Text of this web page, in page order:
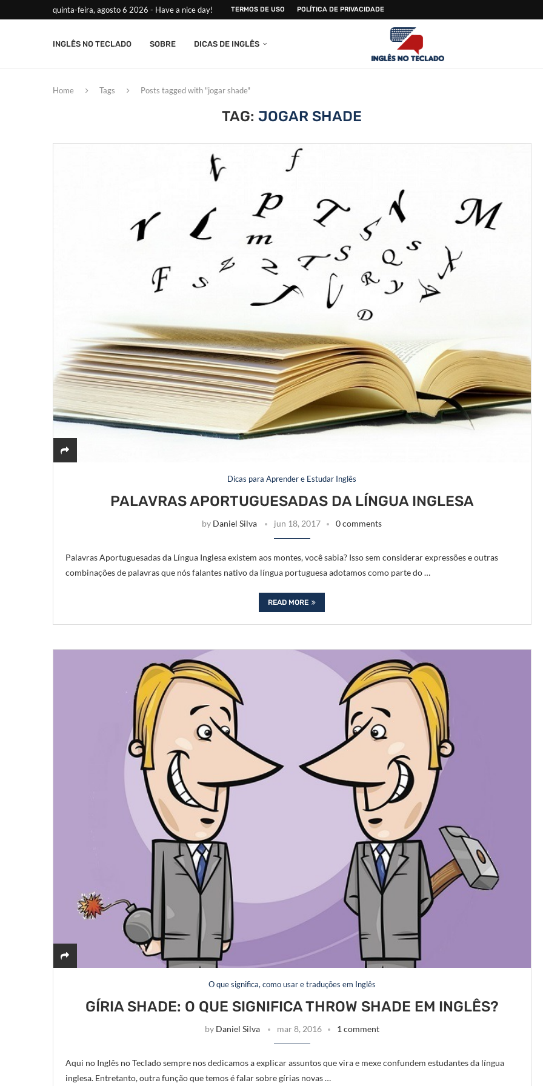
quinta-feira, agosto 6 2026 - Have a nice day! TERMOS DE USO POLÍTICA DE PRIVACIDADE
INGLÊS NO TECLADO SOBRE DICAS DE INGLÊS
Home Tags Posts tagged with "jogar shade"
TAG:JOGAR SHADE
Dicas para Aprender e Estudar Inglês
PALAVRAS APORTUGUESADAS DA LÍNGUA INGLESA
by Daniel Silva jun 18, 2017 0 comments
Palavras Aportuguesadas da Língua Inglesa existem aos montes, você sabia? Isso sem considerar expressões e outras
combinações de palavras que nós falantes nativo da língua portuguesa adotamos como parte do …
READ MORE
O que significa, como usar e traduções em Inglês
GÍRIA SHADE: O QUE SIGNIFICA THROW SHADE EM INGLÊS?
by Daniel Silva mar 8, 2016 1 comment
Aqui no Inglês no Teclado sempre nos dedicamos a explicar assuntos que vira e mexe confundem estudantes da língua
inglesa. Entretanto, outra função que temos é falar sobre gírias novas …